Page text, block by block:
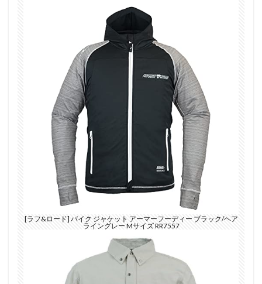
[ラフ&ロード] バイク ジャケット アーマーフーディー ブラック/ヘア
ライングレー Mサイズ RR7557